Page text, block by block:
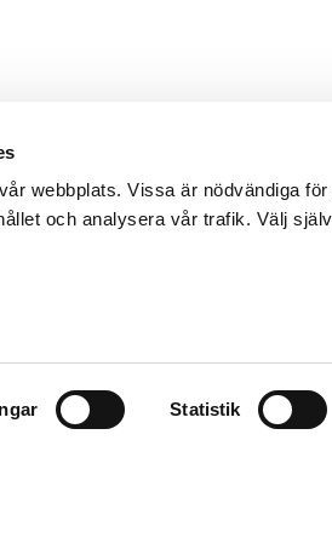
webbplats. Vissa är nödvändiga
och analysera vår trafik. Välj
Statistik